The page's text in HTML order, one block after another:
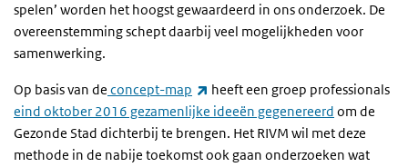
spelen’ worden het hoogst gewaardeerd in ons onderzoek. De
overeenstemming schept daarbij veel mogelijkheden voor
samenwerking.
Op basis van de concept-map (externe link)
heeft een groep professionals
eind oktober 2016 gezamenlijke ideeën gegenereerd om de
Gezonde Stad dichterbij te brengen. Het RIVM wil met deze
methode in de nabije toekomst ook gaan onderzoeken wat